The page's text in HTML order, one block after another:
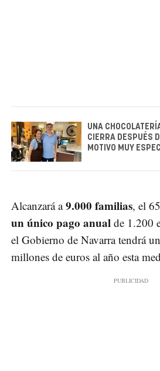
UNA
CIERRA DESPUÉS
MOTIVO MUY
Alcanzará a9.000 familias, el
un único pago anual de 1.200
el Gobierno de Navarra tendrá
millones de euros al año esta